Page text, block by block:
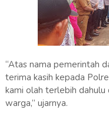
“Atas nama pemerintah
terima kasih kepada
kami olah terlebih dahulu
warga,” ujarnya.